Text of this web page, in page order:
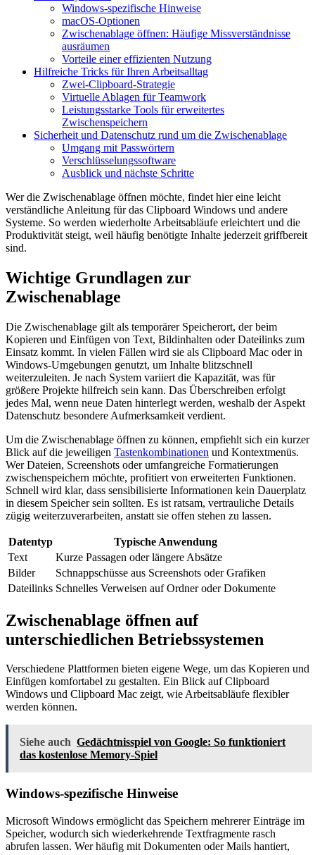
Windows-spezifische Hinweise
macOS-Optionen
Zwischenablage öffnen: Häufige Missverständnisse
ausräumen
Vorteile einer effizienten Nutzung
Hilfreiche Tricks für Ihren Arbeitsalltag
Zwei-Clipboard-Strategie
Virtuelle Ablagen für Teamwork
Leistungsstarke Tools für erweitertes
Zwischenspeichern
Sicherheit und Datenschutz rund um die Zwischenablage
Umgang mit Passwörtern
Verschlüsselungssoftware
Ausblick und nächste Schritte
Wer die Zwischenablage öffnen möchte, findet hier eine leicht
verständliche Anleitung für das Clipboard Windows und andere
Systeme. So werden wiederholte Arbeitsabläufe erleichtert und die
Produktivität steigt, weil häufig benötigte Inhalte jederzeit griffbereit
sind.
Wichtige Grundlagen zur
Zwischenablage
Die Zwischenablage gilt als temporärer Speicherort, der beim
Kopieren und Einfügen von Text, Bildinhalten oder Dateilinks zum
Einsatz kommt. In vielen Fällen wird sie als Clipboard Mac oder in
Windows-Umgebungen genutzt, um Inhalte blitzschnell
weiterzuleiten. Je nach System variiert die Kapazität, was für
größere Projekte hilfreich sein kann. Das Überschreiben erfolgt
jedes Mal, wenn neue Daten hinterlegt werden, weshalb der Aspekt
Datenschutz besondere Aufmerksamkeit verdient.
Um die Zwischenablage öffnen zu können, empfiehlt sich ein kurzer
Blick auf die jeweiligen Tastenkombinationen und Kontextmenüs.
Wer Dateien, Screenshots oder umfangreiche Formatierungen
zwischenspeichern möchte, profitiert von erweiterten Funktionen.
Schnell wird klar, dass sensibilisierte Informationen kein Dauerplatz
in diesem Speicher sein sollten. Es ist ratsam, vertrauliche Details
zügig weiterzuverarbeiten, anstatt sie offen stehen zu lassen.
Datentyp
Typische Anwendung
Text
Kurze Passagen oder längere Absätze
Bilder
Schnappschüsse aus Screenshots oder Grafiken
Dateilinks Schnelles Verweisen auf Ordner oder Dokumente
Zwischenablage öffnen auf
unterschiedlichen Betriebssystemen
Verschiedene Plattformen bieten eigene Wege, um das Kopieren und
Einfügen komfortabel zu gestalten. Ein Blick auf Clipboard
Windows und Clipboard Mac zeigt, wie Arbeitsabläufe flexibler
werden können.
Siehe auch Gedächtnisspiel von Google: So funktioniert
das kostenlose Memory-Spiel
Windows-spezifische Hinweise
Microsoft Windows ermöglicht das Speichern mehrerer Einträge im
Speicher, wodurch sich wiederkehrende Textfragmente rasch
abrufen lassen. Wer häufig mit Dokumenten oder Mails hantiert,